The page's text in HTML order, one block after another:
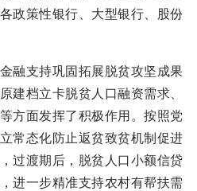
政策性银行、大型银行、股份
支持巩固拓展脱贫攻坚成果
建档立卡脱贫人口融资需求、
方面发挥了积极作用。按照党
常态化防止返贫致贫机制促进
过渡期后，脱贫人口小额信贷
进一步精准支持农村有帮扶需